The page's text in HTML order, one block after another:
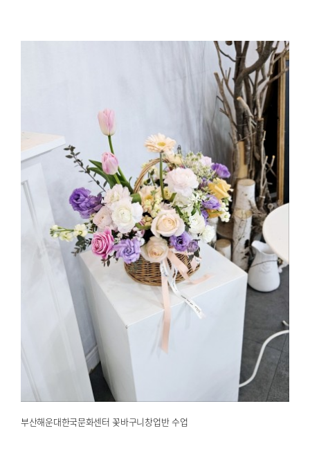
2025.02.25 해운대한국문화센터
부산해운대한국문화센터 꽃바구니창업반 수업